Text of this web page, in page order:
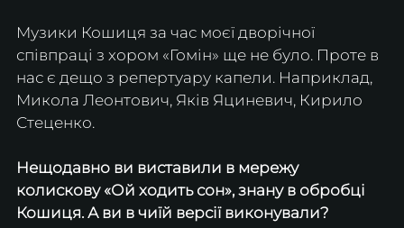
Музики Кошиця за час моєї дворічної
співпраці з хором «Гомін» ще не було. Проте в
нас є дещо з репертуару капели. Наприклад,
Микола Леонтович, Яків Яциневич, Кирило
Стеценко.
Нещодавно ви виставили в мережу
колискову «Ой ходить сон», знану в обробці
Кошиця. А ви в чиїй версії виконували?